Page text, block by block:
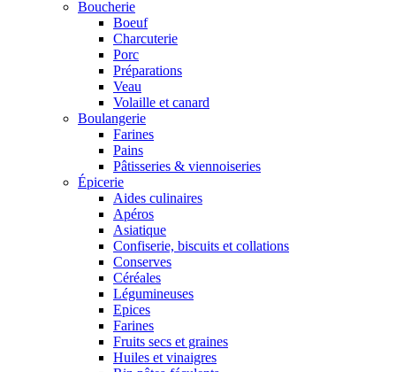
Boucherie
Boeuf
Charcuterie
Porc
Préparations
Veau
Volaille et canard
Boulangerie
Farines
Pains
Pâtisseries & viennoiseries
Épicerie
Aides culinaires
Apéros
Asiatique
Confiserie, biscuits et collations
Conserves
Céréales
Légumineuses
Epices
Farines
Fruits secs et graines
Huiles et vinaigres